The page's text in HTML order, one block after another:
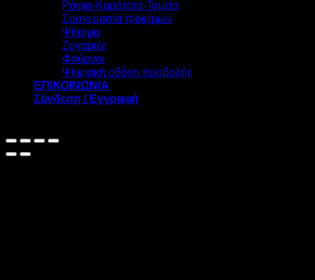
Ράφια-Καρότσια-Ταμεία
Συσκευασία τροφίμων
Ψήσιμο
Ζυγαριές
Φούρνοι
Ψηφιακή οθόνη προβολής
ΕΠΙΚΟΙΝΩΝΙΑ
Σύνδεση / Εγγραφή